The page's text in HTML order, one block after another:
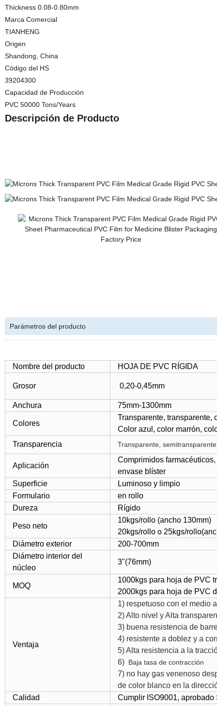
Thickness 0.08-0.80mm
Marca Comercial
TIANHENG
Origen
Shandong, China
Código del HS
39204300
Capacidad de Producción
PVC 50000 Tons/Years
Descripción de Producto
Parámetros del producto
Nombre del producto HOJA DE PVC RÍGIDA
Grosor 0,20-0,45mm
Anchura 75mm-1300mm
Colores
Transparente, transparente,
Color azul, color marrón,
Transparencia
Transparente,
Aplicación
Comprimidos
envase blíster
Superficie
Luminoso y limpio
Formulario
en rollo
Dureza
Rígido
Peso neto
10kgs/rollo (ancho 130mm)
20kgs/rollo o 25kgs/
Diámetro exterior
200-700mm
Diámetro interior del
núcleo
3"(76mm)
MOQ
1000kgs para hoja de PVC
2000kgs para hoja de PVC
Ventaja
1) respetuoso con el medio
2) Alto nivel y Alta
3) buena resistencia de
4) resistente a doblez y a
5) Alta resistencia a la
6) Baja tasa de contracción
7) no hay gas venenoso
de color blanco en la
Calidad
Cumplir ISO9001, aprobado